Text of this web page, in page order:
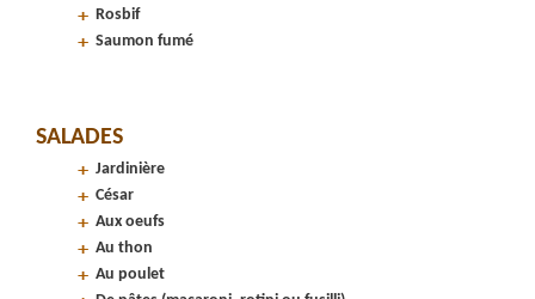
Rosbif
Saumon fumé
SALADES
Jardinière
César
Aux oeufs
Au thon
Au poulet